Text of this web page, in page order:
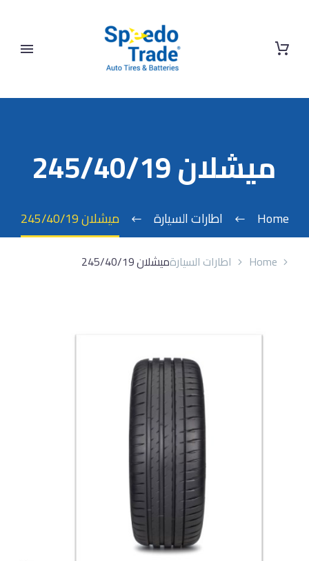
ميشلان 245/40/19
Home اطارات السيارة ميشلان 245/40/19
Home اطارات السيارةميشلان 245/40/19